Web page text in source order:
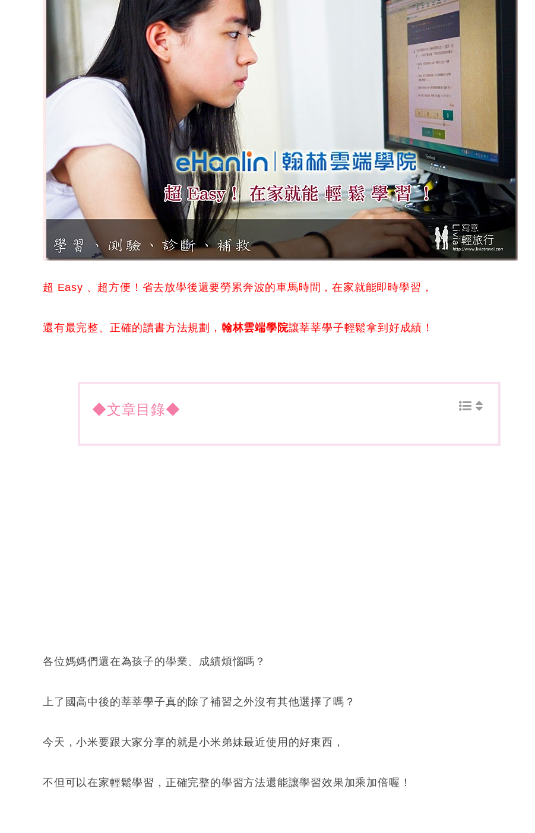
超 Easy 、超方便！省去放學後還要勞累奔波的車馬時間，在家就能即時學習，
還有最完整、正確的讀書方法規劃， 翰林雲端學院讓莘莘學子輕鬆拿到好成績！
◆文章目錄◆
各位媽媽們還在為孩子的學業、成績煩惱嗎？
上了國高中後的莘莘學子真的除了補習之外沒有其他選擇了嗎？
今天，小米要跟大家分享的就是小米弟妹最近使用的好東西，
不但可以在家輕鬆學習，正確完整的學習方法還能讓學習效果加乘加倍喔！